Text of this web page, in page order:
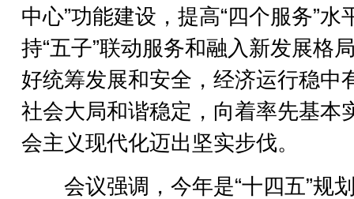
中心”功能建设，提高“四个服务”水
持“五子”联动服务和融入新发展格
好统筹发展和安全，经济运行稳中
社会大局和谐稳定，向着率先基本
会主义现代化迈出坚实步伐。
会议强调，今年是“十四五”规